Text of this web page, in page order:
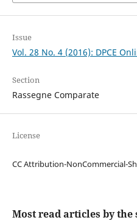
Issue
Vol. 28 No. 4 (2016): DPCE
Section
Rassegne Comparate
License
CC Attribution-NonCommercial-
Most read articles by the